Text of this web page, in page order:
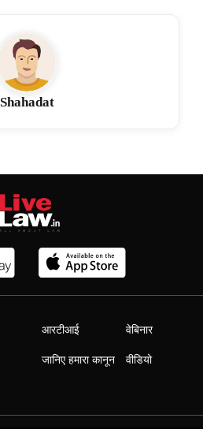
Shahadat
आरटीआई
जानिए हमारा कानून
वेबिनार
वीडियो